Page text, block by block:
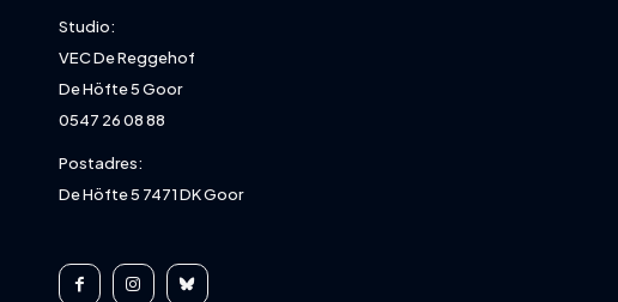
Studio:
VEC De Reggehof
De Höfte 5 Goor
0547 26 08 88
Postadres:
De Höfte 5 7471 DK Goor